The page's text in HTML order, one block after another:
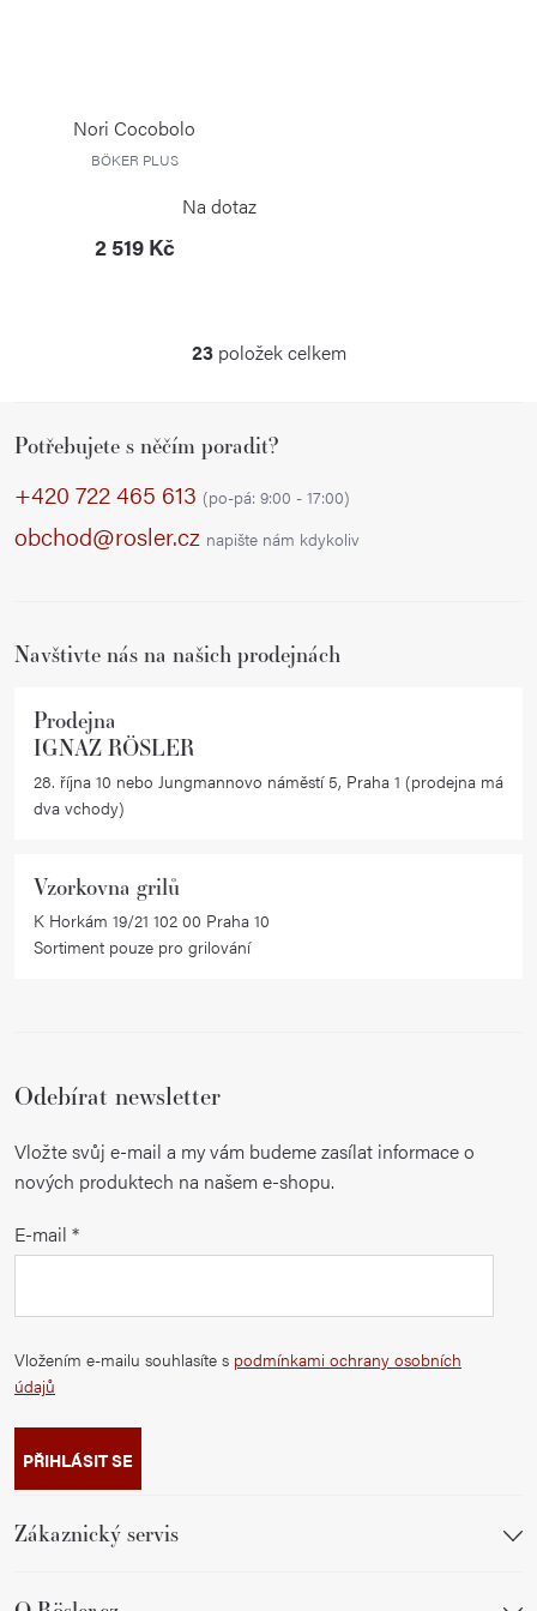
Nori Cocobolo
BÖKER PLUS
Na dotaz
2 519 Kč
O
á
d
c
r
u
23položek celkem
Potřebujete s něčím poradit?
+420 722 465 613 (po-pá: 9:00 - 17:00)
obchod@rosler.cz napište nám kdykoliv
Navštivte nás na našich prodejnách
Prodejna
IGNAZ RÖSLER
28. října 10 nebo Jungmannovo náměstí 5, Praha 1 (prodejna má
dva vchody)
Vzorkovna grilů
K Horkám 19/21 102 00 Praha 10
Sortiment pouze pro grilování
Odebírat newsletter
Vložte svůj e-mail a my vám budeme zasílat informace o
nových produktech na našem e-shopu.
E-mail
Vložením e-mailu souhlasíte s podmínkami ochrany osobních
údajů
PŘIHLÁSIT SE
Zákaznický servis